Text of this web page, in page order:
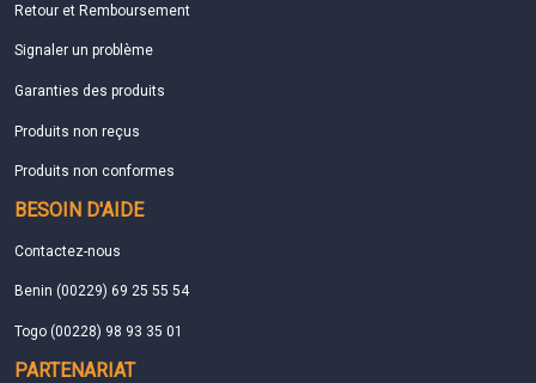
Retour et Remboursement
Signaler un problème
Garanties des produits
Produits non reçus
Produits non conformes
BESOIN D'AIDE
Contactez-nous
Benin (00229) 69 25 55 54
Togo (00228) 98 93 35 01
PARTENARIAT